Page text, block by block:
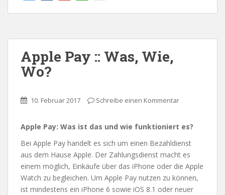
Apple Pay :: Was, Wie,
Wo?
10. Februar 2017 Schreibe einen Kommentar
Apple Pay: Was ist das und wie funktioniert es?
Bei Apple Pay handelt es sich um einen Bezahldienst
aus dem Hause Apple. Der Zahlungsdienst macht es
einem möglich, Einkäufe über das iPhone oder die Apple
Watch zu begleichen. Um Apple Pay nutzen zu können,
ist mindestens ein iPhone 6 sowie iOS 8.1 oder neuer